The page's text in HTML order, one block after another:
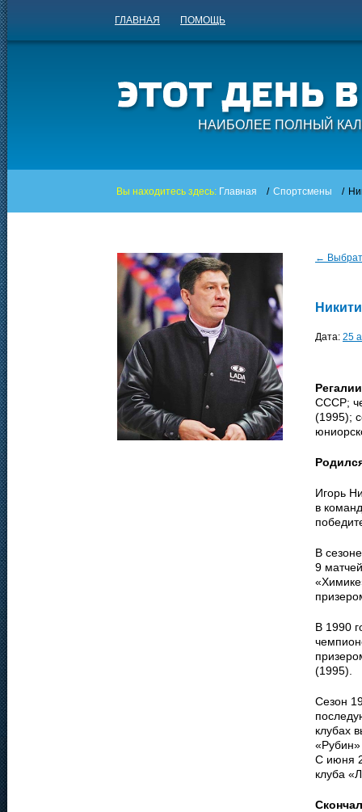
ГЛАВНАЯ ПОМОЩЬ
НАИБОЛЕЕ ПОЛНЫЙ
Вы находитесь здесь: Главная / Спортсмены /
←
Дата: 25
СССР;
(1995);
Игорь
в
В
9
В 1990
(1995).
Сезон
клубах
С июня
клуба